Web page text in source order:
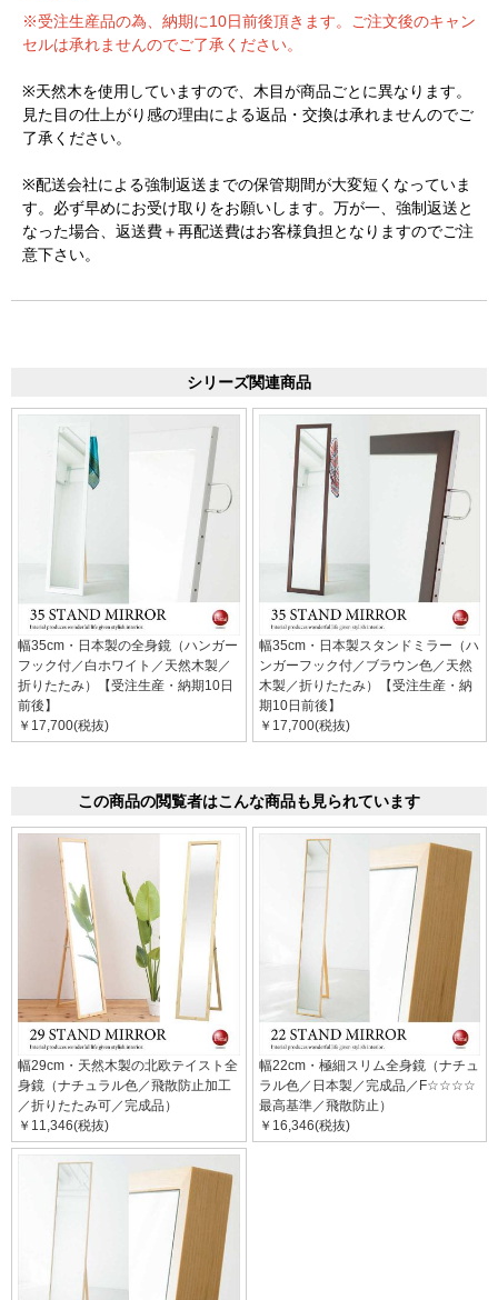
※受注生産品の為、納期に10日前後頂きます。ご注文後のキャン
セルは承れませんのでご了承ください。
※天然木を使用していますので、木目が商品ごとに異なります。
見た目の仕上がり感の理由による返品・交換は承れませんのでご
了承ください。
※配送会社による強制返送までの保管期間が大変短くなっていま
す。必ず早めにお受け取りをお願いします。万が一、強制返送と
なった場合、返送費＋再配送費はお客様負担となりますのでご注
意下さい。
シリーズ関連商品
幅35cm・日本製の全身鏡（ハンガー
フック付／白ホワイト／天然木製／
折りたたみ）【受注生産・納期10日
前後】
￥17,700(税抜)
幅35cm・日本製スタンドミラー（ハ
ンガーフック付／ブラウン色／天然
木製／折りたたみ）【受注生産・納
期10日前後】
￥17,700(税抜)
この商品の閲覧者はこんな商品も見られています
幅29cm・天然木製の北欧テイスト全
身鏡（ナチュラル色／飛散防止加工
／折りたたみ可／完成品）
￥11,346(税抜)
幅22cm・極細スリム全身鏡（ナチュ
ラル色／日本製／完成品／F☆☆☆☆
最高基準／飛散防止）
￥16,346(税抜)